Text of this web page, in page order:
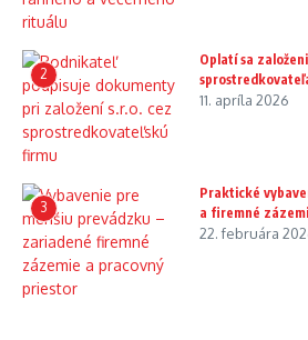
2
Oplatí sa
11. apríla 2026
3
Praktické
a firemné
22. februára